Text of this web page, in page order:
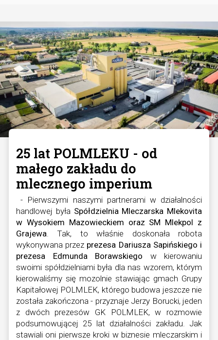
25 lat POLMLEKU - od
małego zakładu do
mlecznego imperium
- Pierwszymi naszymi partnerami w działalności
handlowej była Spółdzielnia Mleczarska Mlekovita
w Wysokiem Mazowieckiem oraz SM Mlekpol z
Grajewa. Tak, to właśnie doskonała robota
wykonywana przez prezesa Dariusza Sapińskiego i
prezesa Edmunda Borawskiego w kierowaniu
swoimi spółdzielniami była dla nas wzorem, którym
kierowaliśmy się mozolnie stawiając gmach Grupy
Kapitałowej POLMLEK, którego budowa jeszcze nie
została zakończona - przyznaje Jerzy Borucki, jeden
z dwóch prezesów GK POLMLEK, w rozmowie
podsumowującej 25 lat działalności zakładu. Jak
stawiali oni pierwsze kroki w biznesie mleczarskim i